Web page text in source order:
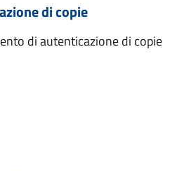
di copie
di autenticazione di copie